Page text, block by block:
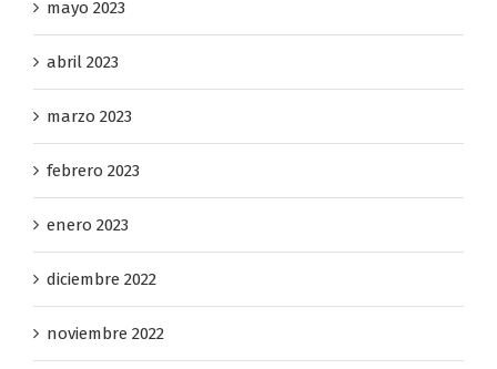
mayo 2023
abril 2023
marzo 2023
febrero 2023
enero 2023
diciembre 2022
noviembre 2022